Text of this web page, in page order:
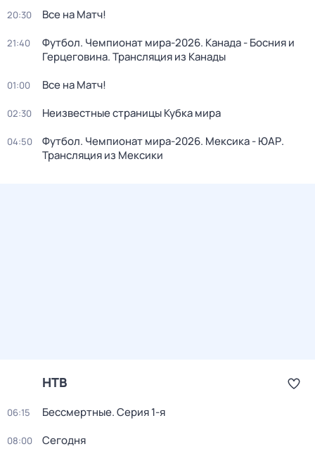
20:30 Все на Матч!
21:40
Футбол. Чемпионат мира-2026. Канада - Босния и
Герцеговина. Трансляция из Канады
01:00 Все на Матч!
02:30 Неизвестные страницы Кубка мира
04:50
Футбол. Чемпионат мира-2026. Мексика - ЮАР.
Трансляция из Мексики
НТВ
06:15 Бессмертные. Серия 1-я
08:00 Сегодня